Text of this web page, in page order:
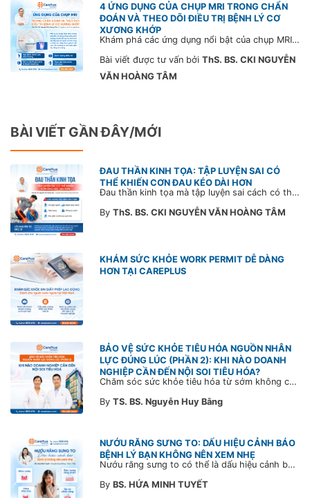
4 ỨNG DỤNG CỦA CHỤP MRI TRONG CHẨN
ĐOÁN VÀ THEO DÕI ĐIỀU TRỊ BỆNH LÝ CƠ
XƯƠNG KHỚP
Khám phá các ứng dụng nổi bật của chụp MRI trong chẩn đoán và theo dõi điều trị bệnh lý cơ xương khớp. Công nghệ MRI tích hợp trí tuệ nhân tạo AI tại CarePlus giúp khảo sát chi tiết cơ, khớp và cột sống nhanh chóng, chính xác, nhẹ nhàng, hỗ trợ phát hiện sớm tổn thương và theo dõi điều trị hiệu quả.
Bài viết được tư vấn bởi ThS. BS. CKI NGUYỄN
VĂN HOÀNG TÂM
BÀI VIẾT GẦN ĐÂY/MỚI
ĐAU THẦN KINH TỌA: TẬP LUYỆN SAI CÓ
THỂ KHIẾN CƠN ĐAU KÉO DÀI HƠN
Đau thần kinh tọa mà tập luyện sai cách có thể khiến cơn đau trở nặng và kéo dài thời gian hồi phục. Tham khảo chia sẻ của Bác sĩ CarePlus để nắm các động tác cần tránh và có góc nhìn đúng về phương pháp điều trị phù hợp trong bài viết sau.
By ThS. BS. CKI NGUYỄN VĂN HOÀNG TÂM
KHÁM SỨC KHỎE WORK PERMIT DỄ DÀNG
HƠN TẠI CAREPLUS
BẢO VỆ SỨC KHỎE TIÊU HÓA NGUỒN NHÂN
LỰC ĐÚNG LÚC (PHẦN 2): KHI NÀO DOANH
NGHIỆP CẦN ĐẾN NỘI SOI TIÊU HÓA?
Chăm sóc sức khỏe tiêu hóa từ sớm không chỉ giúp phát hiện bệnh kịp thời mà còn góp phần xây dựng đội ngũ khỏe mạnh, ổn định và gắn bó lâu dài. CarePlus sẵn sàng đồng hành cùng doanh nghiệp trong việc thiết kế chương trình chăm sóc sức khỏe phù hợp theo từng nhân sự, nhằm tối ưu hiệu quả đầu tư phúc lợi và phát triển nguồn nhân lực bền vững.
By TS. BS. Nguyễn Huy Bằng
NƯỚU RĂNG SƯNG TO: DẤU HIỆU CẢNH BÁO
BỆNH LÝ BẠN KHÔNG NÊN XEM NHẸ
Nướu răng sưng to có thể là dấu hiệu cảnh báo bệnh lý răng miệng. Cùng Bác sĩ CarePlus tìm hiểu nguyên nhân, triệu chứng và thời điểm cần đi khám bác sĩ trong bài viết dưới đây.
By BS. HỨA MINH TUYẾT